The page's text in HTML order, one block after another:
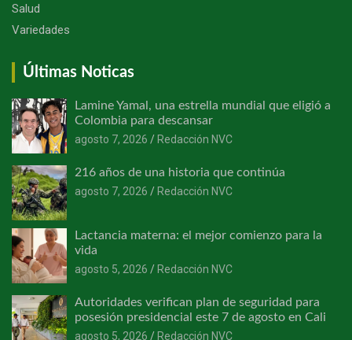
Salud
Variedades
Últimas Noticas
Lamine Yamal, una estrella mundial que eligió a
Colombia para descansar
agosto 7, 2026
Redacción NVC
216 años de una historia que continúa
agosto 7, 2026
Redacción NVC
Lactancia materna: el mejor comienzo para la
vida
agosto 5, 2026
Redacción NVC
Autoridades verifican plan de seguridad para
posesión presidencial este 7 de agosto en Cali
agosto 5, 2026
Redacción NVC